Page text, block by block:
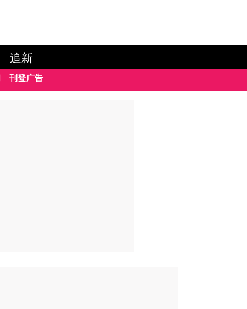
追新
刊登广告